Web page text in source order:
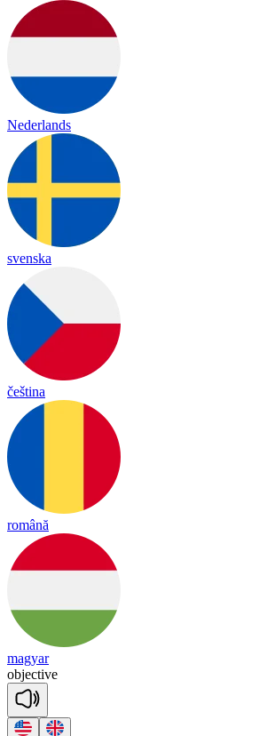
Nederlands
svenska
čeština
română
magyar
objective